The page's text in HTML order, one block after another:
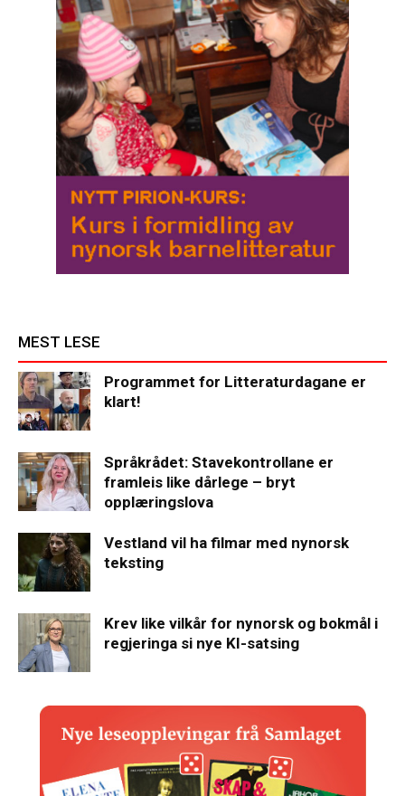
MEST LESE
Programmet for Litteraturdagane er
klart!
Språkrådet: Stavekontrollane er
framleis like dårlege – bryt
opplæringslova
Vestland vil ha filmar med nynorsk
teksting
Krev like vilkår for nynorsk og bokmål i
regjeringa si nye KI-satsing